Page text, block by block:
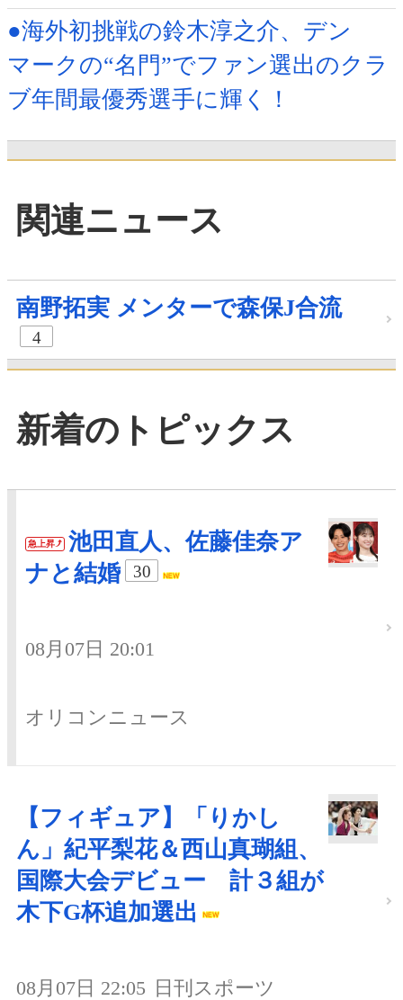
●海外初挑戦の鈴木淳之介、デン
マークの“名門”でファン選出のクラ
ブ年間最優秀選手に輝く！
関連ニュース
南野拓実 メンターで森保J合流
4
新着のトピックス
急上昇
池田直人、佐藤佳奈ア
ナと結婚
30
08月07日 20:01
オリコンニュース
【フィギュア】「りかし
ん」紀平梨花＆西山真瑚組、
国際大会デビュー 計３組が
木下G杯追加選出
08月07日 22:05 日刊スポーツ